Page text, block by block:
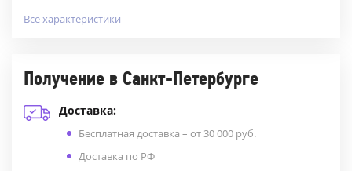
Все характеристики
Получение в Санкт-Петербурге
Доставка:
Бесплатная доставка – от 30 000 руб.
Доставка по РФ